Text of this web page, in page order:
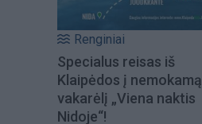
Renginiai
Specialus reisas iš
Klaipėdos į nemokamą
vakarėlį „Viena naktis
Nidoje“!